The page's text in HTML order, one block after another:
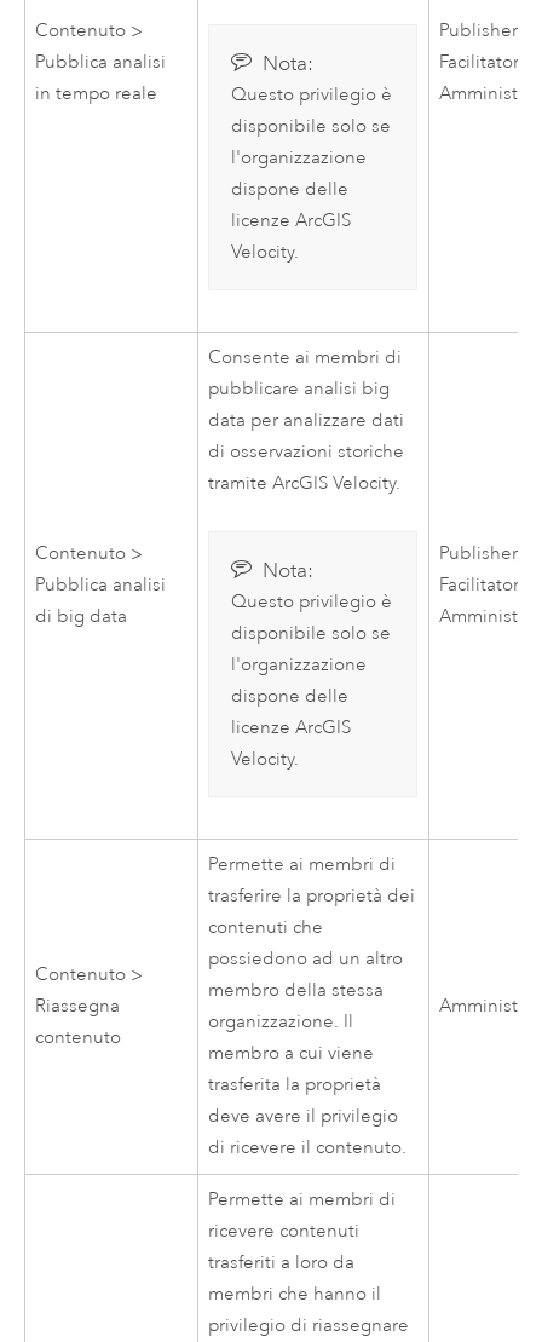
Contenuto >
Pubblica analisi
in tempo reale
Nota:
Questo privilegio è
disponibile solo se
l'organizzazione
dispone delle
licenze ArcGIS
Velocity.
Publisher,
Facilitatore,
Contenuto >
Pubblica analisi
di big data
Consente ai membri di
pubblicare analisi big
data per analizzare dati
di osservazioni storiche
tramiteArcGIS Velocity.
Nota:
Questo privilegio è
disponibile solo se
l'organizzazione
dispone delle
licenze ArcGIS
Velocity.
Publisher,
Facilitatore,
Contenuto >
Riassegna
contenuto
Permette ai membri di
trasferire la proprietà dei
contenuti che
possiedono ad un altro
membro della stessa
organizzazione. Il
membro a cui viene
trasferita la proprietà
deve avere il privilegio
di ricevere il contenuto.
Permette ai membri di
ricevere contenuti
trasferiti a loro da
membri che hanno il
privilegio di riassegnare